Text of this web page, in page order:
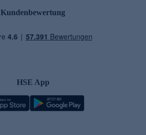
Kundenbewertung
HSE App